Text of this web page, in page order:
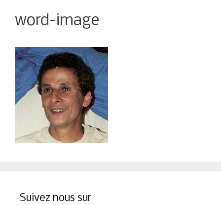
word-image
Suivez nous sur